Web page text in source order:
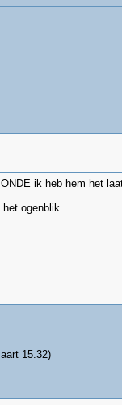
ik heb hem het
het ogenblik.
15.32)